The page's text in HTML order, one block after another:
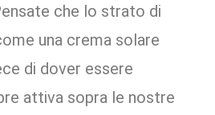
che lo strato di
una crema solare
di dover essere
attiva sopra le nostre